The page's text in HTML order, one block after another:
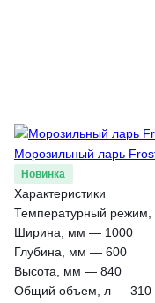
Морозильный ларь
Новинка
Характеристики
Температурный режим,
Ширина, мм — 1000
Глубина, мм — 600
Высота, мм — 840
Общий объем, л — 310